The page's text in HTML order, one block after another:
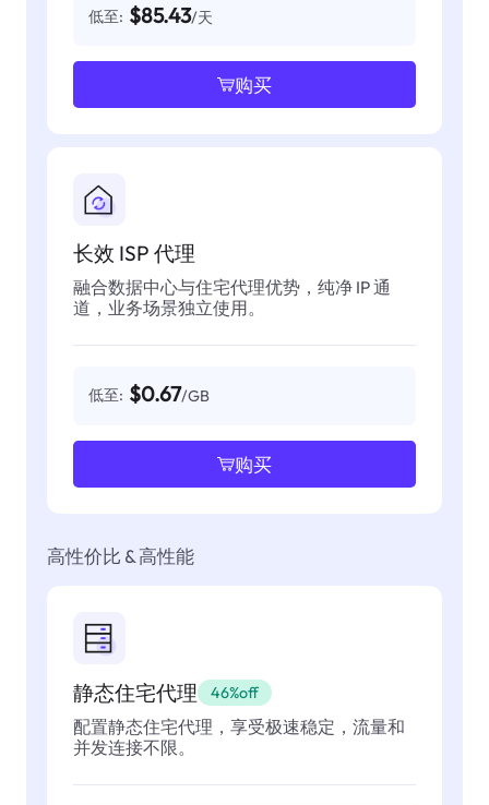
低至: $85.43/天
购买
长效 ISP 代理
融合数据中心与住宅代理优势，纯净 IP 通
道，业务场景独立使用。
低至: $0.67/GB
购买
高性价比 & 高性能
静态住宅代理 46%off
配置静态住宅代理，享受极速稳定，流量和
并发连接不限。